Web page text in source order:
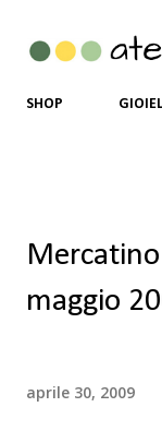
SHOP
Mercatino
maggio
aprile 30, 2009